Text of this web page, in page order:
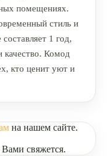
помещениях.
стиль и
1 год,
качество. Комод
кто ценит уют и
на нашем сайте.
свяжется.